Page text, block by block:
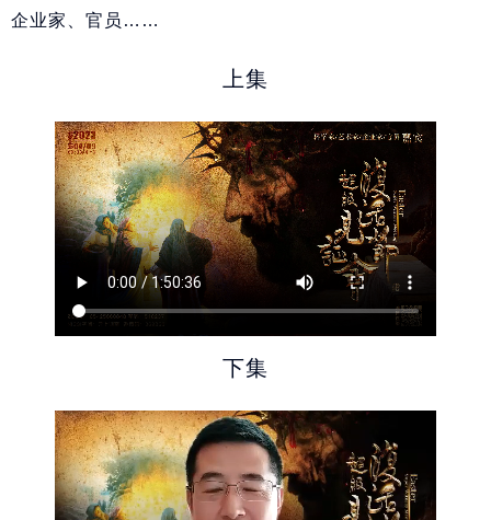
企业家、官员……
上集
下集